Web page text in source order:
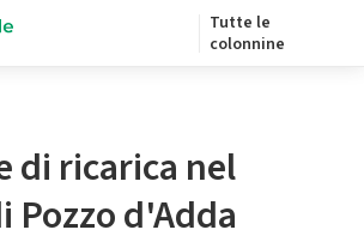
Tutte le
colonnine
di ricarica nel
Pozzo d'Adda